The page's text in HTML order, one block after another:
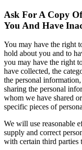
Ask For A Copy
You And Have
You may have the right
hold about you and to
you may have the right
have collected, the
the personal
sharing the personal
whom we have shared
specific pieces of
We will use reasonable
supply and correct
with certain third parties